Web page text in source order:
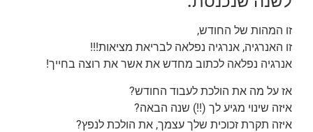
זו המהות של החודש,
זו האנרגיה, אנרגיה נפלאה לבריאת מציאות!!!
אנרגיה נפלאה לכתוב מחדש את אשר את רוצה בחייך!
אז על מה את הולכת לעבוד החודש?
איזה שינוי מגיע לך (!!) שנה הבאה?
איזה תקרת זכוכית שלך עצמך, את הולכת לנפץ?